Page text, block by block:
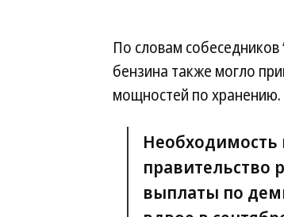
По словам собеседников
бензина также могло
мощностей по хранению.
Необходимость
выплаты по